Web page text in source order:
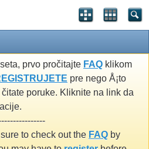
prvo pročitajte FAQ klikom
pre nego Å¡to
poruke. Kliknite na link da
to check out the FAQ by